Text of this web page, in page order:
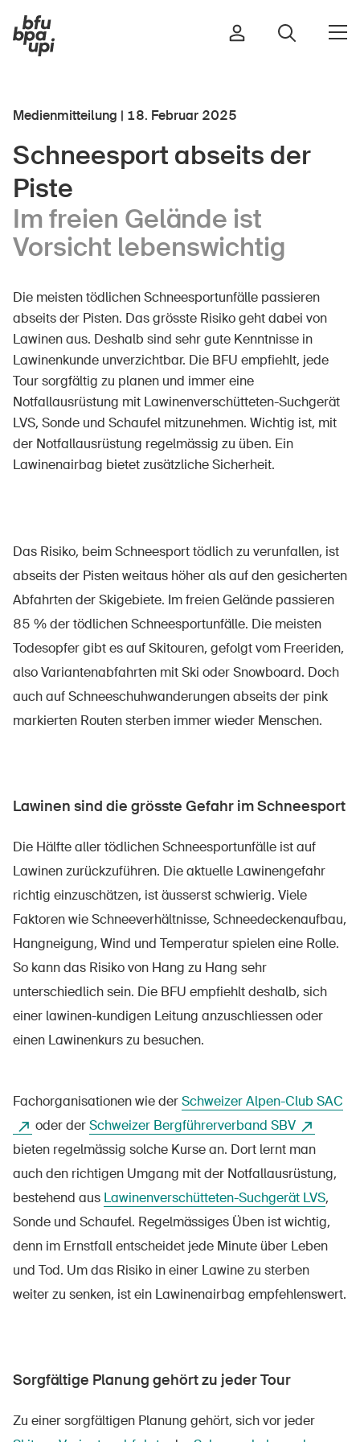
Sport & Bewegung
Zuhause & Garten
Gebäude & Anlagen
Im Alter
Im Unternehmen
Über die BFU
Medien
Kampagnen
Offene Stellen
Bestellen & herunterladen
Kurse & Veranstaltungen
Sichere Produkte
Medienmitteilung | 18. Februar 2025
Schneesport abseits der
Piste
Im freien Gelände ist
Vorsicht lebenswichtig
Die meisten tödlichen Schneesportunfälle passieren
abseits der Pisten. Das grösste Risiko geht dabei von
Lawinen aus. Deshalb sind sehr gute Kenntnisse in
Lawinenkunde unverzichtbar. Die BFU empfiehlt, jede
Tour sorgfältig zu planen und immer eine
Notfallausrüstung mit Lawinenverschütteten-Suchgerät
LVS, Sonde und Schaufel mitzunehmen. Wichtig ist, mit
der Notfallausrüstung regelmässig zu üben. Ein
Lawinenairbag bietet zusätzliche Sicherheit.
Das Risiko, beim Schneesport tödlich zu verunfallen, ist
abseits der Pisten weitaus höher als auf den gesicherten
Abfahrten der Skigebiete. Im freien Gelände passieren
85 % der tödlichen Schneesportunfälle. Die meisten
Todesopfer gibt es auf Skitouren, gefolgt vom Freeriden,
also Variantenabfahrten mit Ski oder Snowboard. Doch
auch auf Schneeschuhwanderungen abseits der pink
markierten Routen sterben immer wieder Menschen.
Lawinen sind die grösste Gefahr im Schneesport
Die Hälfte aller tödlichen Schneesportunfälle ist auf
Lawinen zurückzuführen. Die aktuelle Lawinengefahr
richtig einzuschätzen, ist äusserst schwierig. Viele
Faktoren wie Schneeverhältnisse, Schneedeckenaufbau,
Hangneigung, Wind und Temperatur spielen eine Rolle.
So kann das Risiko von Hang zu Hang sehr
unterschiedlich sein. Die BFU empfiehlt deshalb, sich
einer lawinen-kundigen Leitung anzuschliessen oder
einen Lawinenkurs zu besuchen.
Fachorganisationen wie derSchweizer Alpen-Club SAC
oder derSchweizer Bergführerverband SBV
bieten regelmässig solche Kurse an. Dort lernt man
auch den richtigen Umgang mit der Notfallausrüstung,
bestehend aus Lawinenverschütteten-Suchgerät LVS,
Sonde und Schaufel. Regelmässiges Üben ist wichtig,
denn im Ernstfall entscheidet jede Minute über Leben
und Tod. Um das Risiko in einer Lawine zu sterben
weiter zu senken, ist ein Lawinenairbag empfehlenswert.
Sorgfältige Planung gehört zu jeder Tour
Zu einer sorgfältigen Planung gehört, sich vor jeder